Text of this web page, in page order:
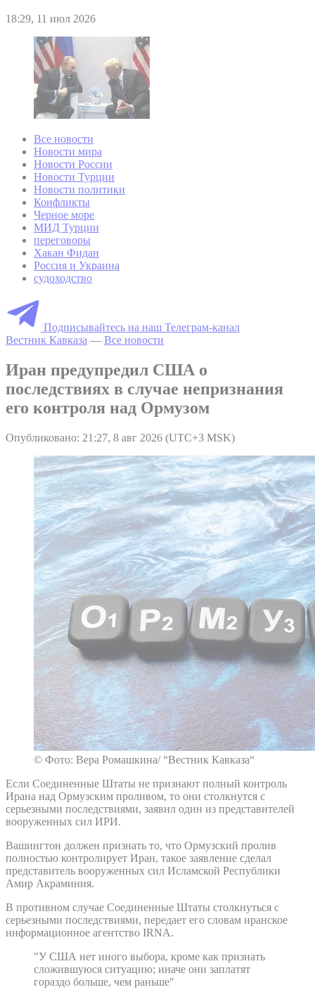
18:29, 11 июл 2026
Все новости
Новости мира
Новости России
Новости Турции
Новости политики
Конфликты
Черное море
МИД Турции
переговоры
Хакан Фидан
Россия и Украина
судоходство
Подписывайтесь на наш Телеграм-канал
Вестник Кавказа — Все новости
Иран предупредил США о
последствиях в случае непризнания
его контроля над Ормузом
Опубликовано: 21:27, 8 авг 2026 (UTC+3 MSK)
© Фото: Вера Ромашкина/ “Вестник Кавказа“
Если Соединенные Штаты не признают полный контроль
Ирана над Ормузским проливом, то они столкнутся с
серьезными последствиями, заявил один из представителей
вооруженных сил ИРИ.
Вашингтон должен признать то, что Ормузский пролив
полностью контролирует Иран, такое заявление сделал
представитель вооруженных сил Исламской Республики
Амир Акраминия.
В противном случае Соединенные Штаты столкнуться с
серьезными последствиями, передает его словам иранское
информационное агентство IRNA.
"У США нет иного выбора, кроме как признать
сложившуюся ситуацию; иначе они заплатят
гораздо больше, чем раньше"